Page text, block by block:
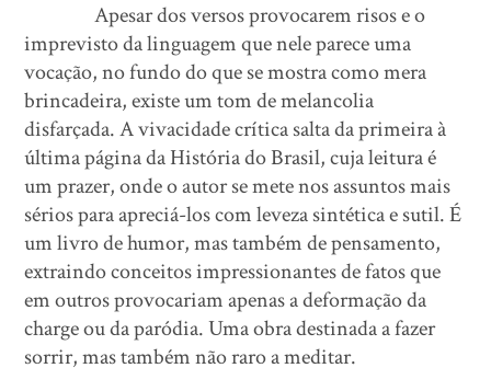
Apesar dos versos provocarem risos e o
imprevisto da linguagem que nele parece uma
vocação, no fundo do que se mostra como mera
brincadeira, existe um tom de melancolia
disfarçada. A vivacidade crítica salta da primeira à
última página da História do Brasil, cuja leitura é
um prazer, onde o autor se mete nos assuntos mais
sérios para apreciá-los com leveza sintética e sutil. É
um livro de humor, mas também de pensamento,
extraindo conceitos impressionantes de fatos que
em outros provocariam apenas a deformação da
charge ou da paródia. Uma obra destinada a fazer
sorrir, mas também não raro a meditar.